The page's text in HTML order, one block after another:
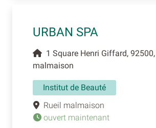
URBAN SPA
1 Square Henri Giffard,
malmaison
Institut de Beauté
Rueil malmaison
ouvert maintenant